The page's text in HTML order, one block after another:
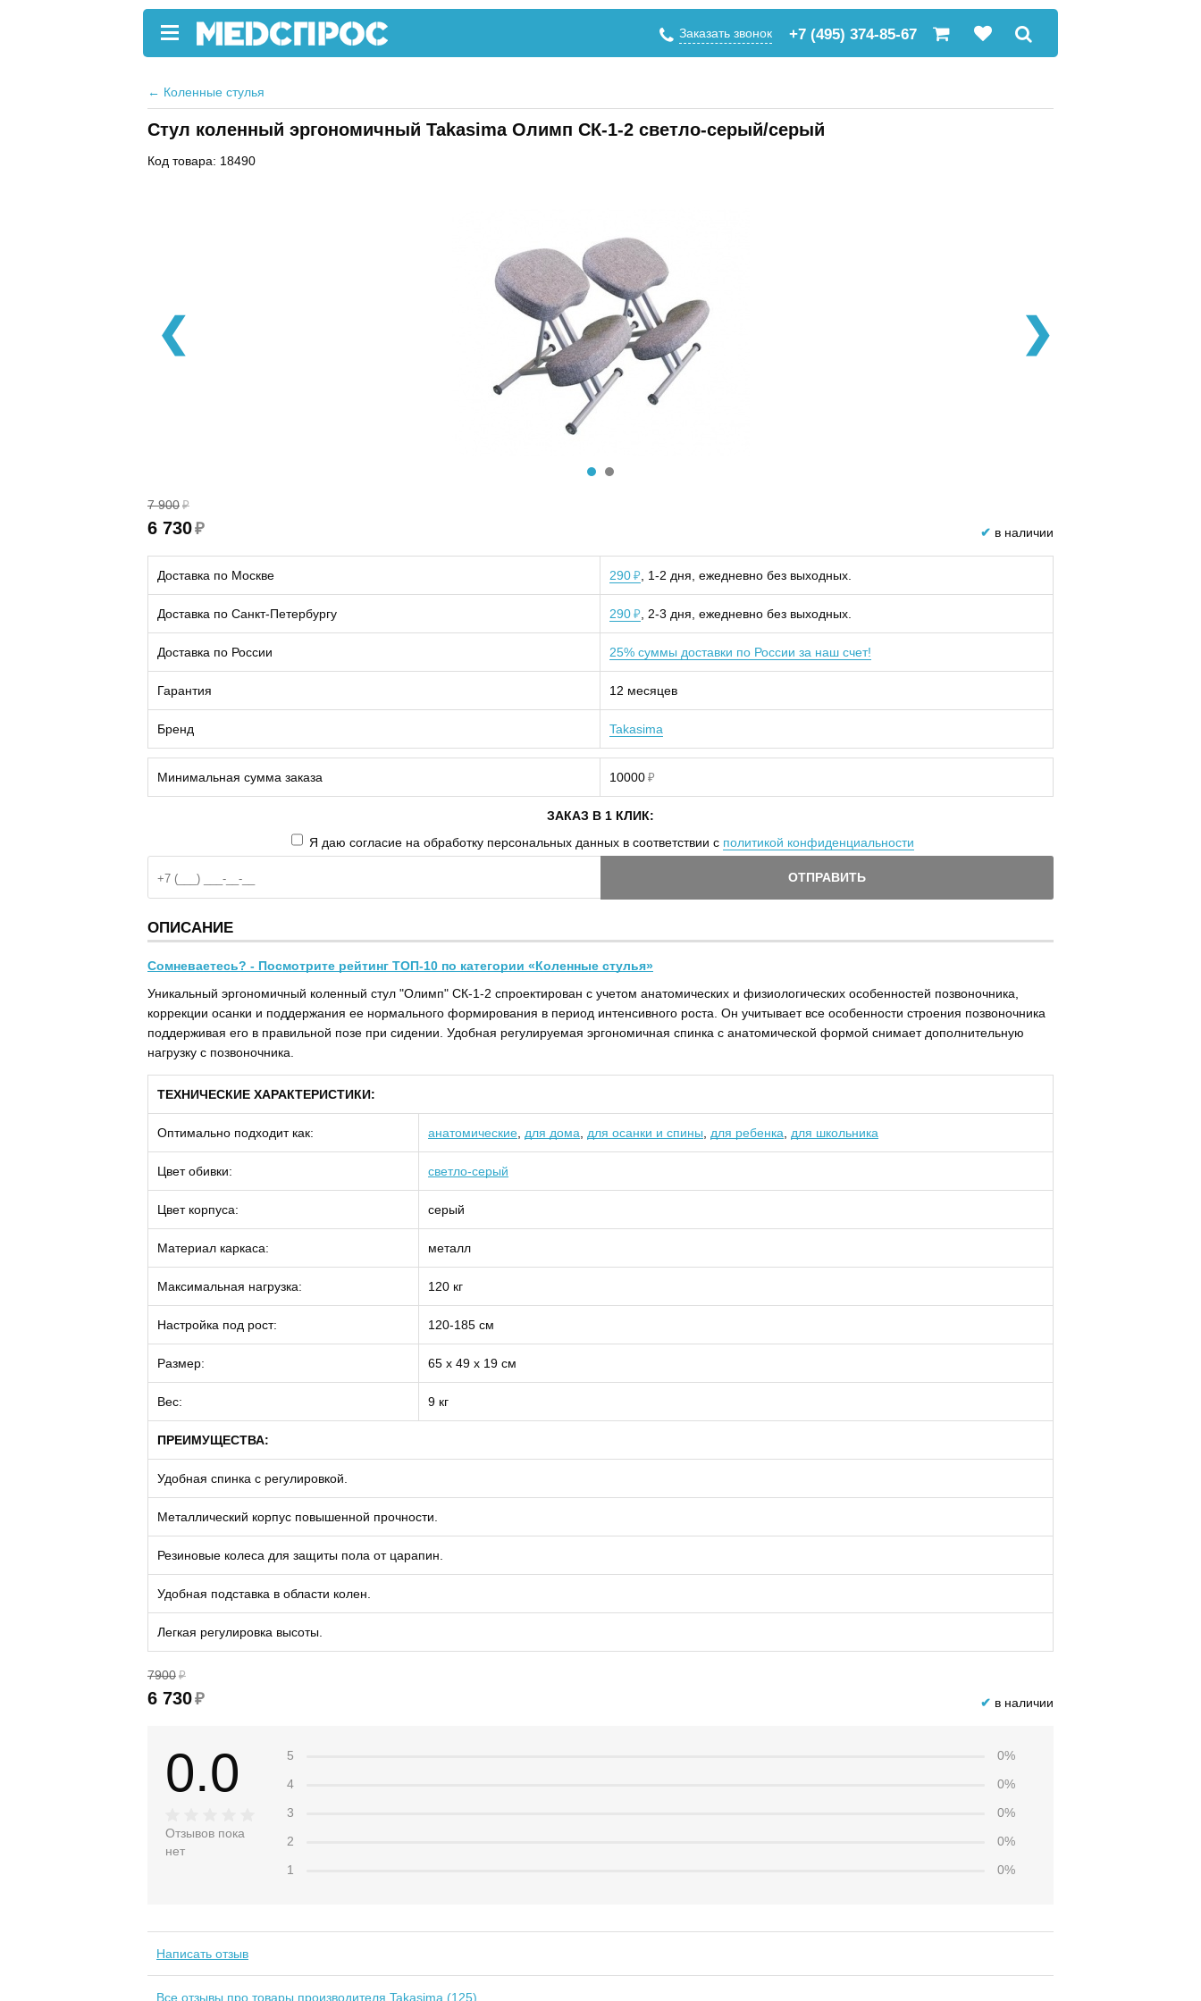
Заказать звонок +7 (495) 374-85-67
← Коленные стулья
Стул коленный эргономичный Takasima Олимп СК-1-2 светло-серый/серый
Код товара: 18490
❮ ❯
7 900 ₽
6 730₽ ✔ в наличии
Доставка по Москве 290 ₽ , 1-2 дня, ежедневно без выходных.
Доставка по Санкт-Петербургу 290 ₽ , 2-3 дня, ежедневно без выходных.
Доставка по России 25% суммы доставки по России за наш счет!
Гарантия 12 месяцев
Бренд Takasima
Минимальная сумма заказа 10000 ₽
ЗАКАЗ В 1 КЛИК:
Я даю согласие на обработку персональных данных в соответствии с политикой конфиденциальности
ОТПРАВИТЬ
ОПИСАНИЕ
Сомневаетесь? - Посмотрите рейтинг ТОП-10 по категории «Коленные стулья»
Уникальный эргономичный коленный стул "Олимп" СК-1-2 спроектирован с учетом анатомических и физиологических особенностей позвоночника,
коррекции осанки и поддержания ее нормального формирования в период интенсивного роста. Он учитывает все особенности строения позвоночника
поддерживая его в правильной позе при сидении. Удобная регулируемая эргономичная спинка с анатомической формой снимает дополнительную
нагрузку с позвоночника.
ТЕХНИЧЕСКИЕ ХАРАКТЕРИСТИКИ:
Оптимально подходит как: анатомические для дома для осанки и спины для ребенка для школьника
Цвет обивки: светло-серый
Цвет корпуса: серый
Материал каркаса: металл
Максимальная нагрузка: 120 кг
Настройка под рост: 120-185 см
Размер: 65 х 49 х 19 см
Вес: 9 кг
ПРЕИМУЩЕСТВА:
Удобная спинка с регулировкой.
Металлический корпус повышенной прочности.
Резиновые колеса для защиты пола от царапин.
Удобная подставка в области колен.
Легкая регулировка высоты.
7900 ₽
6 730₽ ✔ в наличии
0.0
Отзывов пока
нет
5
0%
4
0%
3
0%
2
0%
1
0%
Написать отзыв
Все отзывы про товары производителя Takasima (125)